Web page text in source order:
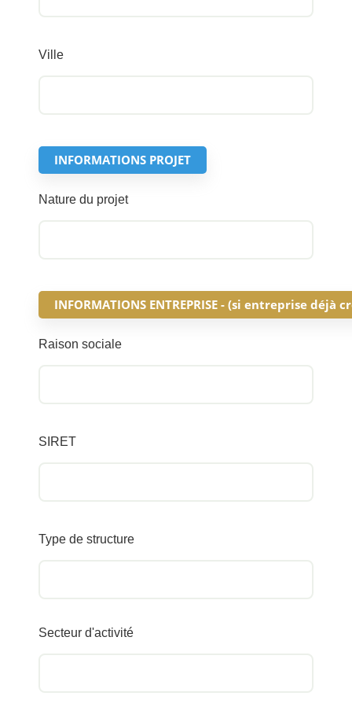
Ville
INFORMATIONS PROJET
Nature du projet
INFORMATIONS ENTREPRISE - (si entreprise déjà
Raison sociale
SIRET
Type de structure
Secteur d'activité